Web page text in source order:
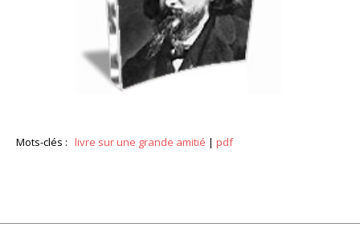
Mots-clés : livre sur une grande amitié | pdf